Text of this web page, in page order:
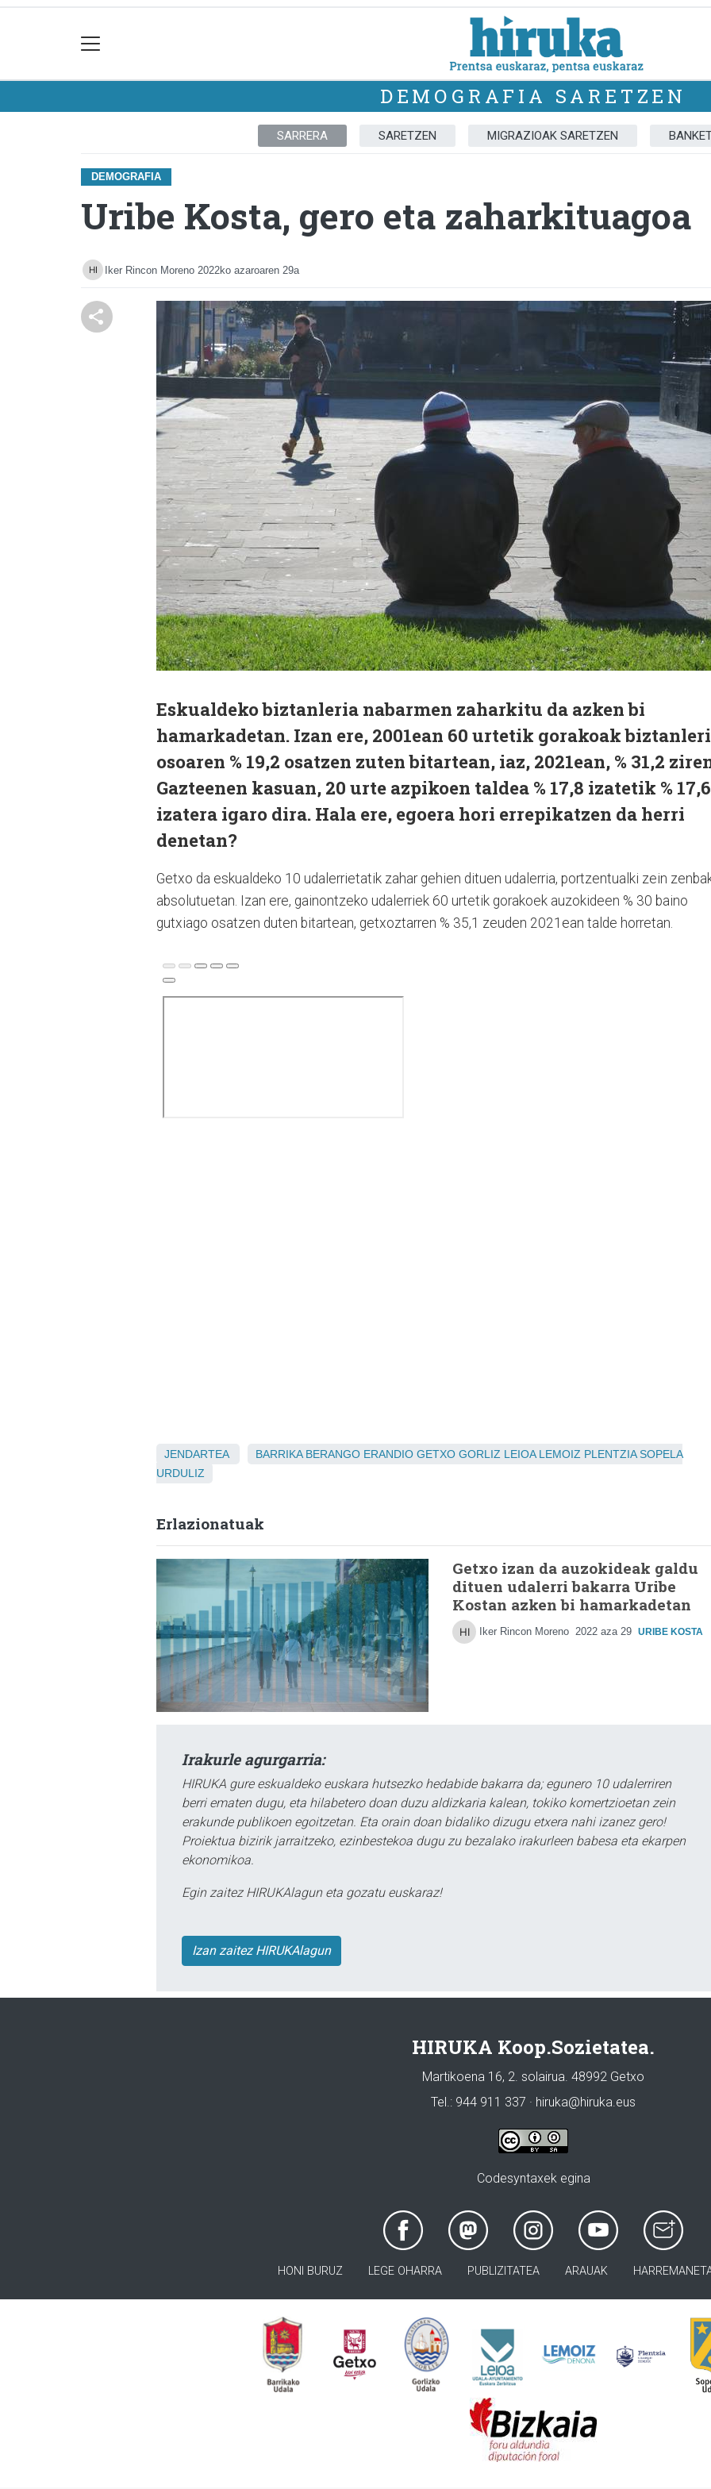
DEMOGRAFIA SARETZEN
SARRERA SARETZEN MIGRAZIOAK SARETZEN
DEMOGRAFIA
Uribe Kosta, gero eta zaharkituagoa
Iker Rincon Moreno 2022ko azaroaren 29a
Eskualdeko biztanleria nabarmen zaharkitu da azken bi
hamarkadetan. Izan ere, 2001ean 60 urtetik gorakoak
osoaren % 19,2 osatzen zuten bitartean, iaz, 2021ean, % 31,2
Gazteenen kasuan, 20 urte azpikoen taldea % 17,8 izatetik % 17,6
izatera igaro dira. Hala ere, egoera hori errepikatzen da herri
denetan?
Getxo da eskualdeko 10 udalerrietatik zahar gehien dituen udalerria, portzentualki zein
absolutuetan. Izan ere, gainontzeko udalerriek 60 urtetik gorakoek auzokideen % 30 baino
gutxiago osatzen duten bitartean, getxoztarren % 35,1 zeuden 2021ean talde horretan.
JENDARTEA BARRIKA BERANGO ERANDIO GETXO GORLIZ LEIOA LEMOIZ PLENTZIA SOPELA
URDULIZ
Erlazionatuak
Getxo izan da auzokideak galdu
dituen udalerri bakarra Uribe
Kostan azken bi hamarkadetan
Iker Rincon Moreno 2022 aza 29 URIBE KOSTA
Irakurle agurgarria:
HIRUKA gure eskualdeko euskara hutsezko hedabide bakarra da; egunero 10 udalerriren
berri ematen dugu, eta hilabetero doan duzu aldizkaria kalean, tokiko komertzioetan zein
erakunde publikoen egoitzetan. Eta orain doan bidaliko dizugu etxera nahi izanez gero!
Proiektua bizirik jarraitzeko, ezinbestekoa dugu zu bezalako irakurleen babesa eta ekarpen
ekonomikoa.
Egin zaitez HIRUKAlagun eta gozatu euskaraz!
Izan zaitez HIRUKAlagun
HIRUKA Koop.Sozietatea.
Martikoena 16, 2. solairua. 48992 Getxo
Tel.: 944 911 337 · hiruka@hiruka.eus
Codesyntaxek egina
HONI BURUZ LEGE OHARRA PUBLIZITATEA ARAUAK